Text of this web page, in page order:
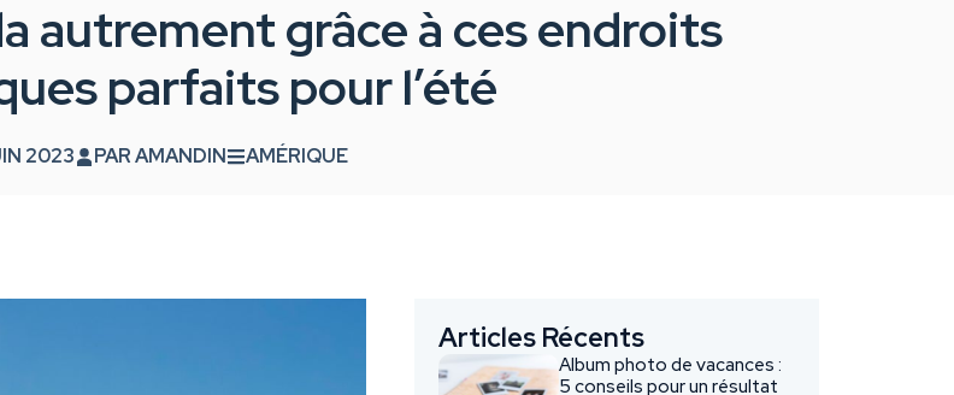
autrement grâce à ces endroits
parfaits pour l’été
2023 PARAMANDIN AMÉRIQUE
Articles Récents
Album photo de vacances :
5 conseils pour un résultat